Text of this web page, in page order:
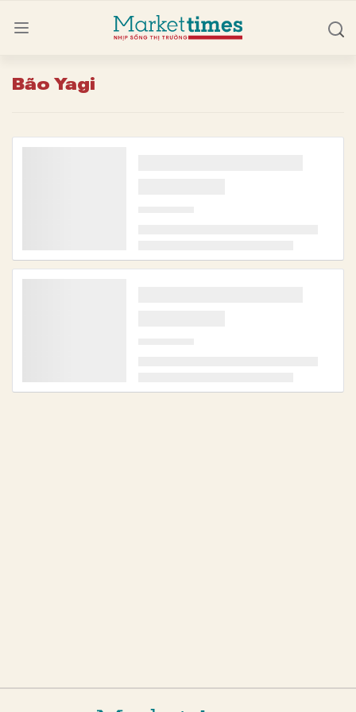
Bão Yagi